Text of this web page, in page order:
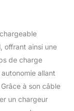
:
une
fil
grâce au
C.
offrant ainsi une
de charge
allant
à son câble
un chargeur